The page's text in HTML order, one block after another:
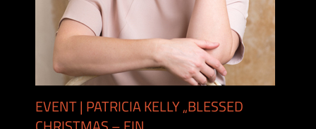
EVENT | PATRICIA KELLY „BLESSED